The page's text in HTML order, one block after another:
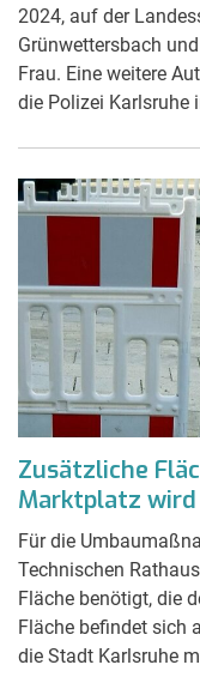
2024, auf der
Grünwettersbach
Frau. Eine weitere
die Polizei Karlsruhe
Zusätzliche
Marktplatz
Für die
Technischen
Fläche benötigt, die
Fläche befindet sich
die Stadt Karlsruhe